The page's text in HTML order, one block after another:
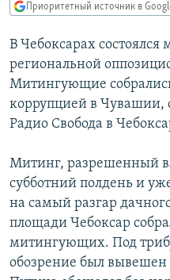
Вернутся
поиску
КАВКАЗ.РЕАЛИИ
СЕВЕР.РЕАЛИИ
СИБИРЬ.РЕАЛИИ
РАСПИСАНИЕ ВЕЩАНИЯ
ПОДПИШИТЕСЬ НА
СОЦИАЛЬНЫЕ СЕТИ
Приоритетный источник в
В Чебоксарах
региональной
Митингующие
коррупцией в Чувашии,
Радио Свобода в
Митинг, разрешенный
субботний полдень и
на самый разгар
площади Чебоксар
митингующих. Под
обозрение был